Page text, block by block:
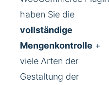
haben Sie die
vollständige
Mengenkontrolle +
viele Arten der
Gestaltung der